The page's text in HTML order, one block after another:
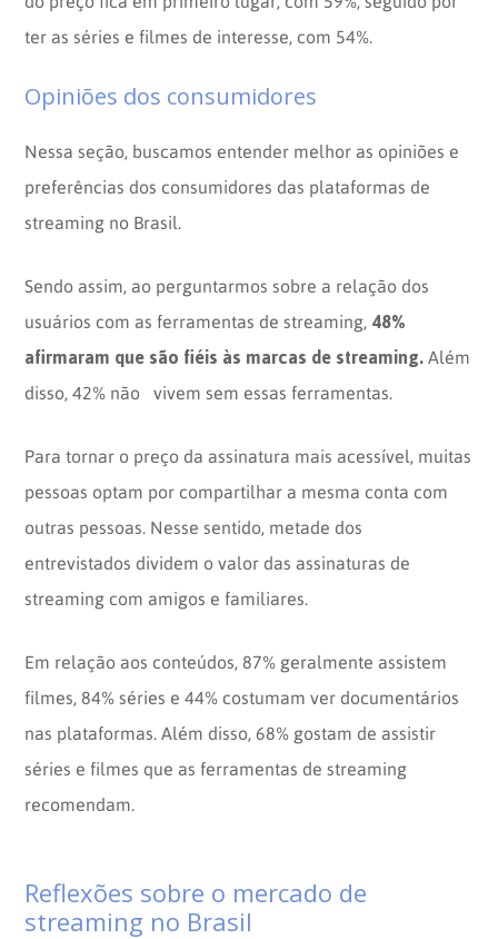
ter as séries e filmes de interesse, com 54%.
Opiniões dos consumidores
Nessa seção, buscamos entender melhor as opiniões e
preferências dos consumidores das plataformas de
streaming no Brasil.
Sendo assim, ao perguntarmos sobre a relação dos
usuários com as ferramentas de streaming, 48%
afirmaram que são fiéis às marcas de streaming. Além
disso, 42% não vivem sem essas ferramentas.
Para tornar o preço da assinatura mais acessível, muitas
pessoas optam por compartilhar a mesma conta com
outras pessoas. Nesse sentido, metade dos
entrevistados dividem o valor das assinaturas de
streaming com amigos e familiares.
Em relação aos conteúdos, 87% geralmente assistem
filmes, 84% séries e 44% costumam ver documentários
nas plataformas. Além disso, 68% gostam de assistir
séries e filmes que as ferramentas de streaming
recomendam.
Reflexões sobre o mercado de
streaming no Brasil